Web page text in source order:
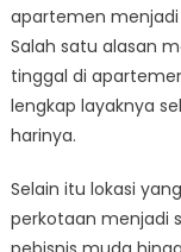
apartemen
Salah satu alasan
tinggal di
lengkap layaknya
harinya.
Selain itu lokasi
perkotaan menjadi